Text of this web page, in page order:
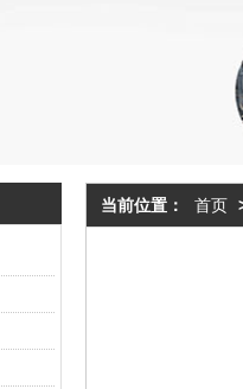
当前位置： 首页